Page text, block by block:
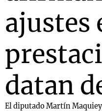
ajustes
datan
El diputado Martín